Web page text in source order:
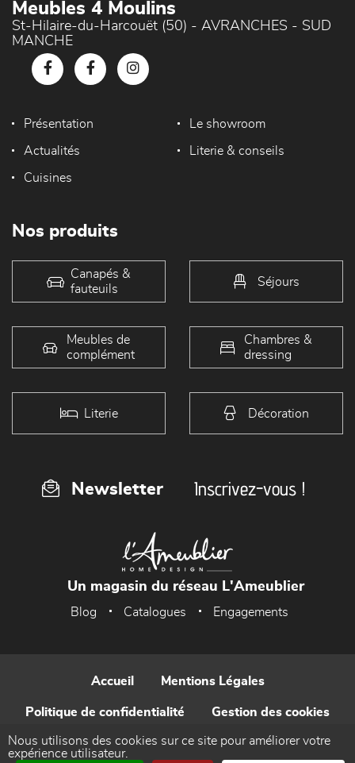
Meubles 4 Moulins
St-Hilaire-du-Harcouët (50) - AVRANCHES - SUD
MANCHE
Présentation Le showroom
Actualités Literie & conseils
Cuisines
Nos produits
Canapés &
fauteuils
Séjours
Meubles de
complément
Chambres &
dressing
Literie Décoration
Newsletter Inscrivez-vous !
Un magasin du réseau L'Ameublier
Blog Catalogues Engagements
Accueil Mentions Légales
Politique de confidentialité Gestion des cookies
Contact
Nous utilisons des cookies sur ce site pour améliorer votre
expérience utilisateur.